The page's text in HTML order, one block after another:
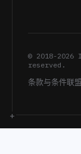
© 2018-2026
reserved.
条款与条件联